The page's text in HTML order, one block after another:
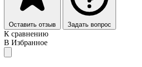
Оставить отзыв Задать вопрос
К сравнению
В Избранное